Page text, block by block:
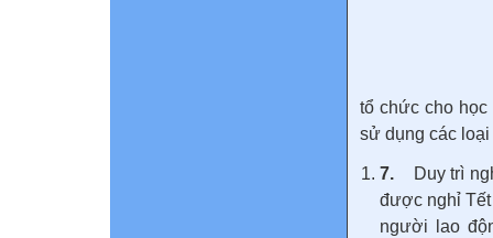
tổ chức cho học
sử dụng các
7.
Duy trì
được nghỉ
người lao